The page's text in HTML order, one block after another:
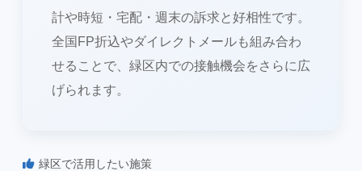
計や時短・宅配・週末の訴求と好相性です。
全国FP折込やダイレクトメールも組み合わ
せることで、緑区内での接触機会をさらに広
げられます。
緑区で活用したい施策